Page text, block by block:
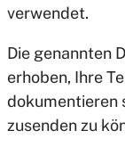
verwendet.
Die genannten
erhoben, Ihre
dokumentieren
zusenden zu